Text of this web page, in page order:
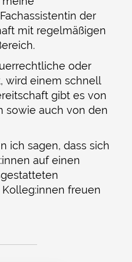
der
mit regelmäßigen
oder
wird einem schnell
gibt es von
sowie auch von den
ich sagen, dass sich
auf einen
freuen